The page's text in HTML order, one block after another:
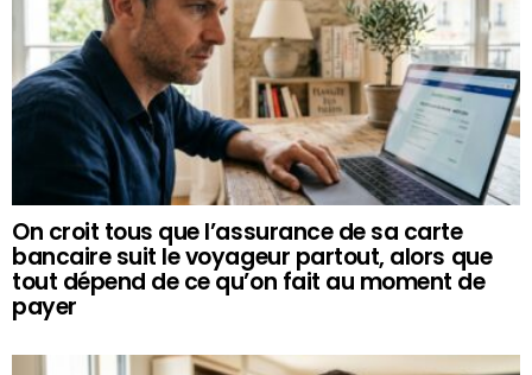
On croit tous que l’assurance de sa carte
bancaire suit le voyageur partout, alors que
tout dépend de ce qu’on fait au moment de
payer